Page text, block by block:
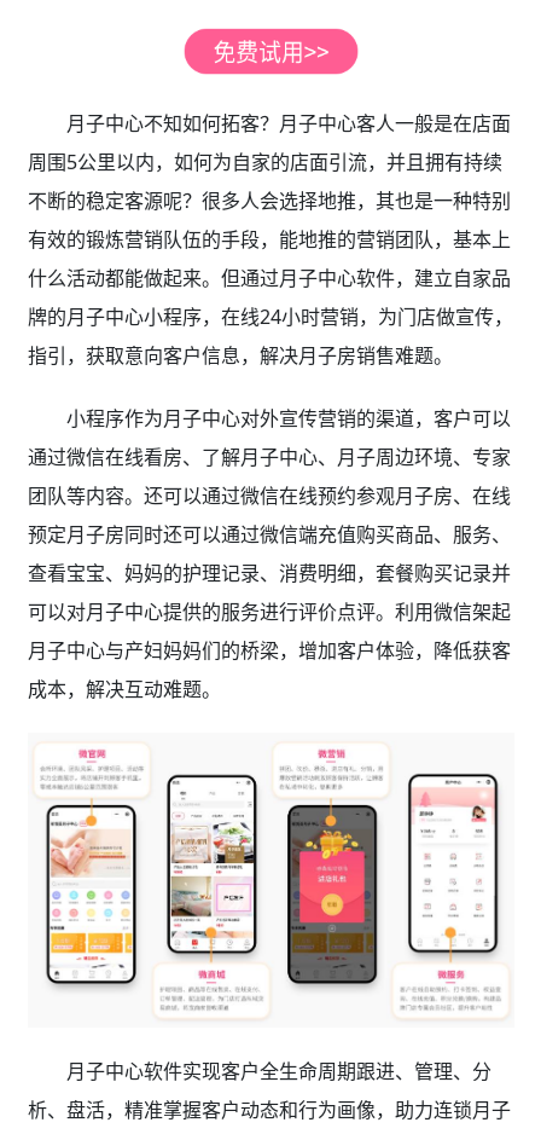
月子中心不知如何拓客？月子中心客人一般是在店面
周围5公里以内，如何为自家的店面引流，并且拥有持续
不断的稳定客源呢？很多人会选择地推，其也是一种特别
有效的锻炼营销队伍的手段，能地推的营销团队，基本上
什么活动都能做起来。但通过月子中心软件，建立自家品
牌的月子中心小程序，在线24小时营销，为门店做宣传，
指引，获取意向客户信息，解决月子房销售难题。
小程序作为月子中心对外宣传营销的渠道，客户可以
通过微信在线看房、了解月子中心、月子周边环境、专家
团队等内容。还可以通过微信在线预约参观月子房、在线
预定月子房同时还可以通过微信端充值购买商品、服务、
查看宝宝、妈妈的护理记录、消费明细，套餐购买记录并
可以对月子中心提供的服务进行评价点评。利用微信架起
月子中心与产妇妈妈们的桥梁，增加客户体验，降低获客
成本，解决互动难题。
月子中心软件实现客户全生命周期跟进、管理、分
析、盘活，精准掌握客户动态和行为画像，助力连锁月子